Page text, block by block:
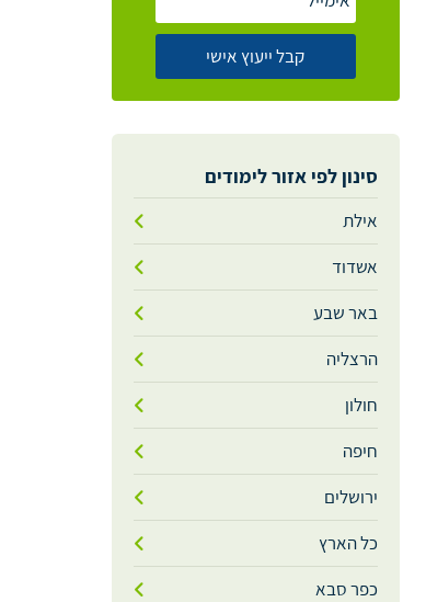
סינון לפי אזור לימודים
אילת
אשדוד
באר שבע
הרצליה
חולון
חיפה
ירושלים
כל הארץ
כפר סבא